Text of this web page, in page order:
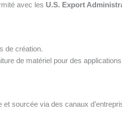
avec les U.S. Export
de création.
de matériel pour des
sourcée via des canaux